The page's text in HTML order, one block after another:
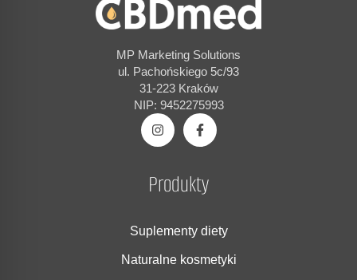
MP Marketing Solutions
ul. Pachońskiego 5c/93
31-223 Kraków
NIP: 9452275993
Produkty
Suplementy diety
Naturalne kosmetyki